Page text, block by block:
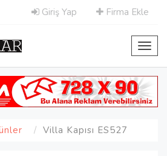
Giriş Yap Firma Ekle
Villa Kapısı ES527